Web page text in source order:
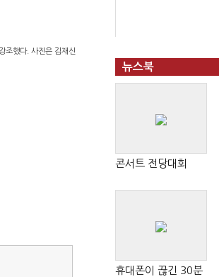
조했다. 사진은 김재신
뉴스북
콘서트 전당대회
휴대폰이 끊긴 30분